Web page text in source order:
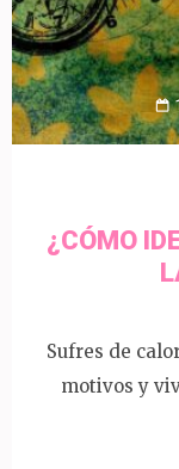
¿CÓMO
Sufres de
motivos y